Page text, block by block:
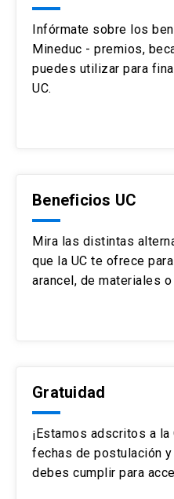
Infórmate sobre los
Mineduc - premios,
puedes utilizar para
UC.
Beneficios UC
Mira las distintas
que la UC te ofrece
arancel, de materiales o
Gratuidad
¡Estamos adscritos a
fechas de postulación
debes cumplir para